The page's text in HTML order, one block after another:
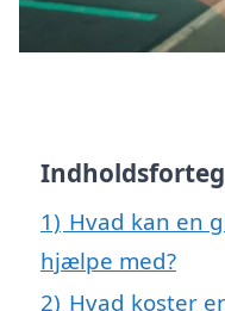
1) Hvad kan en
hjælpe med?
2) Hvad koster